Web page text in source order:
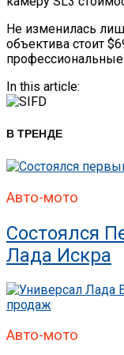
Не изменилась
объектива стоит
In this article:
В ТРЕНДЕ
Авто-мото
Состоялся
Лада Искра
Авто-мото